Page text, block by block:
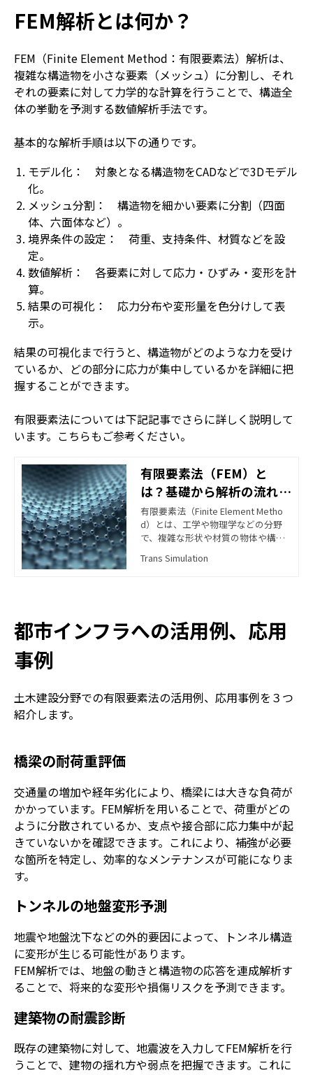
FEM解析とは何か？
FEM（Finite Element Method：有限要素法）解析は、
複雑な構造物を小さな要素（メッシュ）に分割し、それ
ぞれの要素に対して力学的な計算を行うことで、構造全
体の挙動を予測する数値解析手法です。
基本的な解析手順は以下の通りです。
モデル化： 対象となる構造物をCADなどで3Dモデル
化。
メッシュ分割： 構造物を細かい要素に分割（四面
体、六面体など）。
境界条件の設定： 荷重、支持条件、材質などを設
定。
数値解析： 各要素に対して応力・ひずみ・変形を計
算。
結果の可視化： 応力分布や変形量を色分けして表
示。
結果の可視化まで行うと、構造物がどのような力を受け
ているか、どの部分に応力が集中しているかを詳細に把
握することができます。
有限要素法については下記記事でさらに詳しく説明して
います。こちらもご参考ください。
有限要素法（FEM）と
は？基礎から解析の流れを
まとめてご紹介
有限要素法（Finite Element Metho
d）とは、工学や物理学などの分野
で、複雑な形状や材質の物体や構造
値解析手法の一つです。物体や構造
野で応用されており、例えば構造物
の強度解析や振動解析、流体の流れ
的な応用にも役立っています。 本ブ
Trans Simulation
都市インフラへの活用例、応用
事例
土木建設分野での有限要素法の活用例、応用事例を３つ
紹介します。
橋梁の耐荷重評価
交通量の増加や経年劣化により、橋梁には大きな負荷が
かかっています。FEM解析を用いることで、荷重がどの
ように分散されているか、支点や接合部に応力集中が起
きていないかを確認できます。これにより、補強が必要
な箇所を特定し、効率的なメンテナンスが可能になりま
す。
トンネルの地盤変形予測
地震や地盤沈下などの外的要因によって、トンネル構造
に変形が生じる可能性があります。
FEM解析では、地盤の動きと構造物の応答を連成解析す
ることで、将来的な変形や損傷リスクを予測できます。
建築物の耐震診断
既存の建築物に対して、地震波を入力してFEM解析を行
うことで、建物の揺れ方や弱点を把握できます。これに